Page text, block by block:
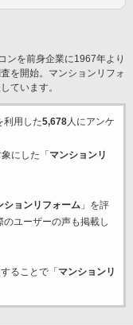
ンを前身企業に1967年より
を開始。マンションリフォ
ています。
利用した5,678人にアンケ
にした「 マンションリ
ションリフォーム」を評
ユーザーの声も掲載し
ることで「 マンションリ